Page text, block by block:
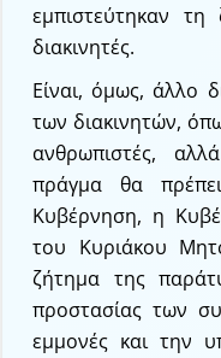
εμπιστεύτηκαν
διακινητές.
Είναι, όμως, άλλο
των διακινητών,
ανθρωπιστές,
πράγμα θα
Κυβέρνηση, η
του Κυριάκου
ζήτημα της
προστασίας των
εμμονές και την